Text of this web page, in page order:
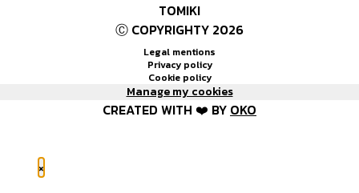
TOMIKI
Ⓒ COPYRIGHTY 2026
Legal mentions
Privacy policy
Cookie policy
Manage my cookies
CREATED WITH ❤️ BY OKO
×